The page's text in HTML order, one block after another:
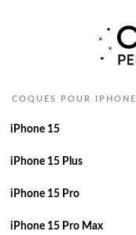
COQUES POUR IPHONE
iPhone 15
iPhone 15 Plus
iPhone 15 Pro
iPhone 15 Pro Max